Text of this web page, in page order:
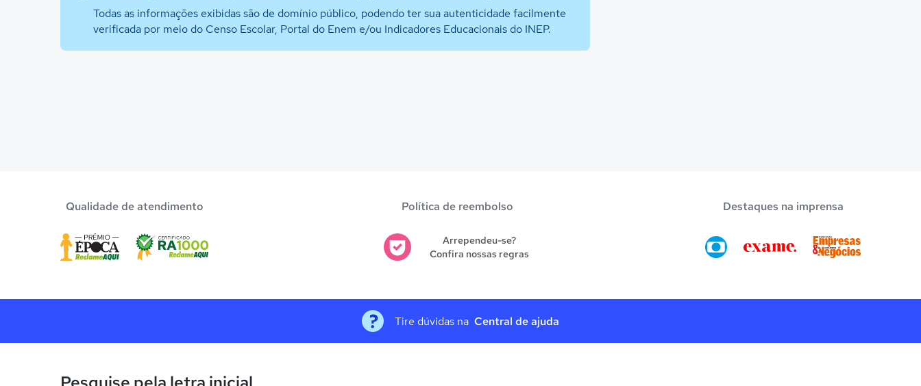
Todas as informações exibidas são de domínio público, podendo ter sua autenticidade facilmente
verificada por meio do Censo Escolar, Portal do Enem e/ou Indicadores Educacionais do INEP.
Qualidade de atendimento Política de reembolso
Arrependeu-se?
Confira nossas regras
Destaques na imprensa
Tire dúvidas na Central de ajuda